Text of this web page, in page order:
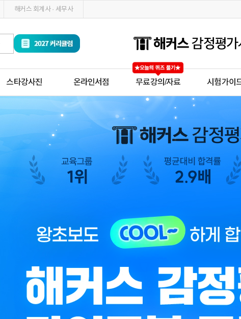
해커스 회계사 · 세무사
스타강사진 온라인서점 무료강의/자료 시험가이